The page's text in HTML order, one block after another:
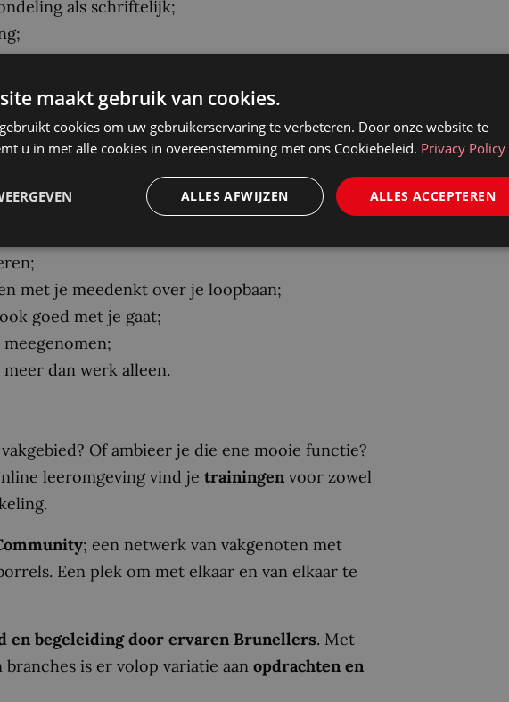
als schriftelijk;
verder te ontwikkelen!
op een flinke carrièrelift! Zo bieden we je
opleidingen, inclusief de nodige
Daarnaast bieden we nog:
met je meedenkt over je loopbaan;
goed met je gaat;
dan werk alleen.
Of ambieer je die ene mooie functie?
leeromgeving vind je trainingen voor zowel
; een netwerk van vakgenoten met
Een plek om met elkaar en van elkaar te
en begeleiding door ervaren Brunellers. Met
is er volop variatie aan opdrachten en
maakt gebruik van cookies.
cookies om uw gebruikerservaring te verbeteren. Door onze website te
u in met alle cookies in overeenstemming met ons Cookiebeleid. Privacy Policy
ALLES ACCEPTEREN
ALLES AFWIJZEN